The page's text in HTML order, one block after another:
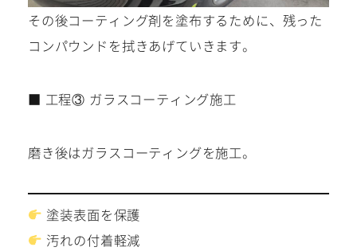
その後コーティング剤を塗布するために、残った
コンパウンドを拭きあげていきます。
■ 工程③ ガラスコーティング施工
磨き後はガラスコーティングを施工。
塗装表面を保護
汚れの付着軽減